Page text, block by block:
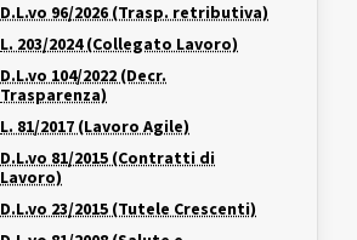
D.L.vo 96/2026 (Trasp. retributiva)
L. 203/2024 (Collegato Lavoro)
D.L.vo 104/2022 (Decr.
Trasparenza)
L. 81/2017 (Lavoro Agile)
D.L.vo 81/2015 (Contratti di
Lavoro)
D.L.vo 23/2015 (Tutele Crescenti)